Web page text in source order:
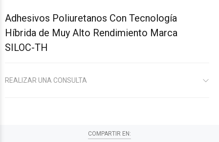
Adhesivos Poliuretanos Con Tecnología
Híbrida de Muy Alto Rendimiento Marca
SILOC-TH
REALIZAR UNA CONSULTA
COMPARTIR EN: